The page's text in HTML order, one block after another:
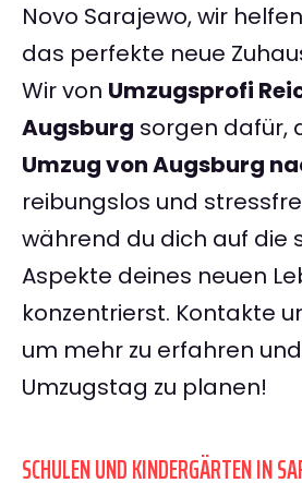
Novo Sarajewo, wir
das perfekte neue
Wir von Umzugsprofi
Augsburg sorgen dafür,
Umzug von Augsburg
reibungslos und
während du dich auf die
Aspekte deines neuen
konzentrierst. Kontakte
um mehr zu erfahren
Umzugstag zu planen!
SCHULEN UND KINDERGÄRTEN IN